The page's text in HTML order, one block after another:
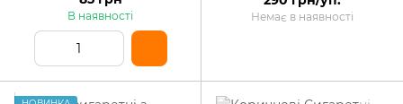
В наявності Немає в наявності